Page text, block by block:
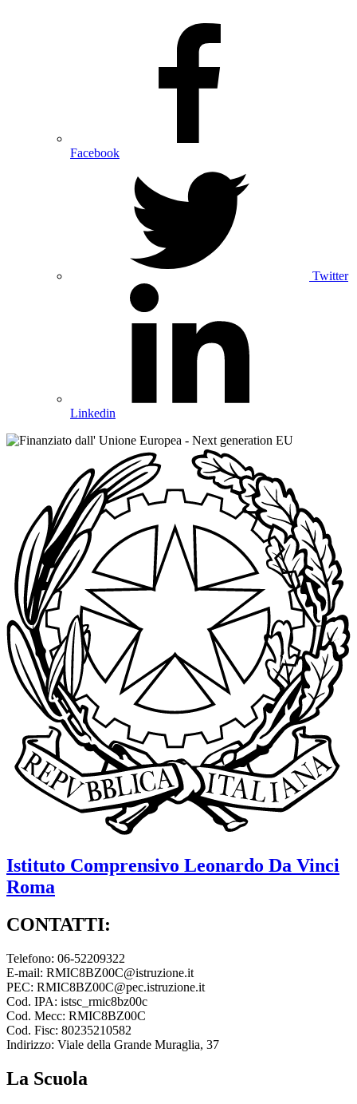
Facebook
Twitter
Linkedin
Istituto Comprensivo Leonardo Da Vinci
Roma
CONTATTI:
Telefono: 06-52209322
E-mail: RMIC8BZ00C@istruzione.it
PEC: RMIC8BZ00C@pec.istruzione.it
Cod. IPA: istsc_rmic8bz00c
Cod. Mecc: RMIC8BZ00C
Cod. Fisc: 80235210582
Indirizzo: Viale della Grande Muraglia, 37
La Scuola